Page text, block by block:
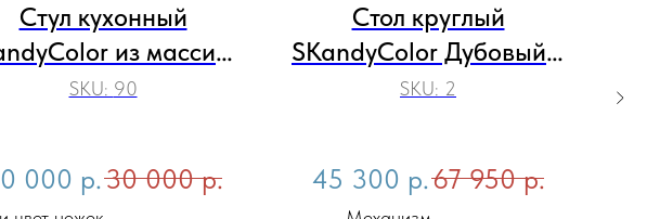
Стул кухонный
из массива
дерева с мягким
SKU: 90
000 р.30 000 р.
Стол круглый
SKandyColor Дубовый с
бирюзовыми торцами
SKU: 2
45 300 р.67 950 р.